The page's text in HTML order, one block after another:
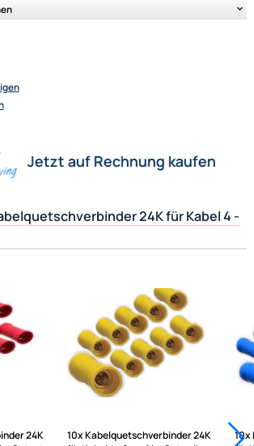
Jetzt auf Rechnung kaufen
Kabelquetschverbinder 24K für
mit